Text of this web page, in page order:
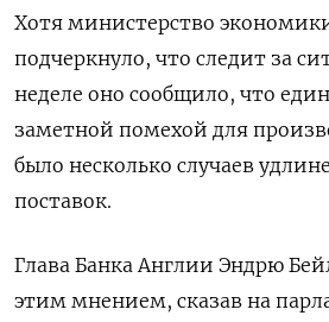
Хотя министерство
подчеркнуло, что следит за
неделе оно сообщило, что
заметной помехой для
было несколько случаев
поставок.
Глава Банка Англии Эндрю
этим мнением, сказав на